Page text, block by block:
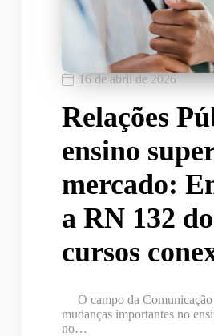
16 de abril de 2026
Relações
ensino
mercado:
a RN 132
cursos
O campo da Comunicação
mudanças importantes no
no…